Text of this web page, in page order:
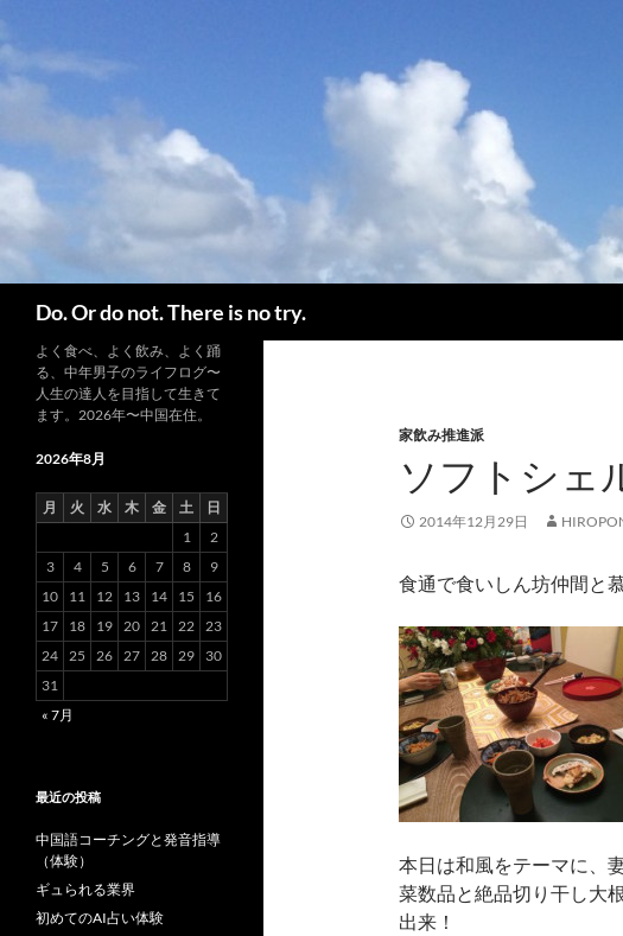
ン
Do. Or do not. There is no try.
家飲み推進派
ソフトシェ
2014年12月29日
食通で食いしん坊仲間と
本日は和風をテーマに、
菜数品と絶品切り干し大
出来！
よく食べ、よく飲み、よく踊
る、中年男子のライフログ〜
人生の達人を目指して生きて
ます。2026年〜中国在住。
2026年8月
月 火 水 木 金 土
日
1
2
3
4 5 6 7 8
9
10
11 12 13 14 15
16
17
18 19 20 21 22 23
24 25 26 27 28 29
30
31
« 7月
最近の投稿
中国語コーチングと発音指導
（体験）
ギュられる業界
初めてのAI占い体験